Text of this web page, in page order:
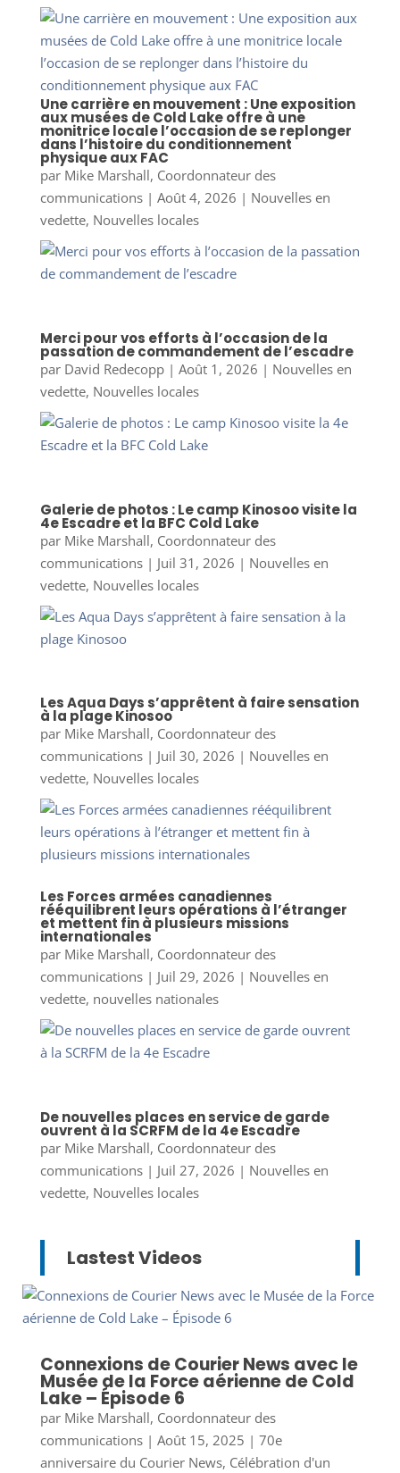
Une carrière en mouvement : Une exposition
aux musées de Cold Lake offre à une
monitrice locale l’occasion de se replonger
dans l’histoire du conditionnement
physique aux FAC
par Mike Marshall, Coordonnateur des
communications| Août 4, 2026 | Nouvelles en
vedette, Nouvelles locales
Merci pour vos efforts à l’occasion de la
passation de commandement de l’escadre
par David Redecopp| Août 1, 2026 | Nouvelles en
vedette, Nouvelles locales
Galerie de photos : Le camp Kinosoo visite la
4e Escadre et la BFC Cold Lake
par Mike Marshall, Coordonnateur des
communications| Juil 31, 2026 | Nouvelles en
vedette, Nouvelles locales
Les Aqua Days s’apprêtent à faire sensation
à la plage Kinosoo
par Mike Marshall, Coordonnateur des
communications| Juil 30, 2026 | Nouvelles en
vedette, Nouvelles locales
Les Forces armées canadiennes
rééquilibrent leurs opérations à l’étranger
et mettent fin à plusieurs missions
internationales
par Mike Marshall, Coordonnateur des
communications| Juil 29, 2026 | Nouvelles en
vedette, nouvelles nationales
De nouvelles places en service de garde
ouvrent à la SCRFM de la 4e Escadre
par Mike Marshall, Coordonnateur des
communications| Juil 27, 2026 | Nouvelles en
vedette, Nouvelles locales
Lastest Videos
Connexions de Courier News avec le
Musée de la Force aérienne de Cold
Lake – Épisode 6
par Mike Marshall, Coordonnateur des
communications| Août 15, 2025 | 70e
anniversaire du Courier News, Célébration d'un